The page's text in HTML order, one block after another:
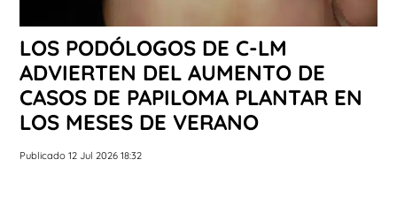
LOS PODÓLOGOS DE C-LM
ADVIERTEN DEL AUMENTO DE
CASOS DE PAPILOMA PLANTAR EN
LOS MESES DE VERANO
Publicado 12 Jul 2026 18:32